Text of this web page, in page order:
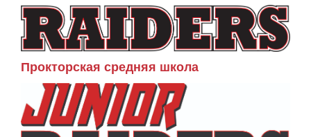
Прокторская средняя школа